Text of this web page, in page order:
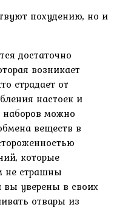
похудению, но и
достаточно
возникает
страдает от
настоек и
наборов можно
веществ в
которые
не страшны
уверены в своих
отвары из